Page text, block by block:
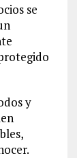
se
y